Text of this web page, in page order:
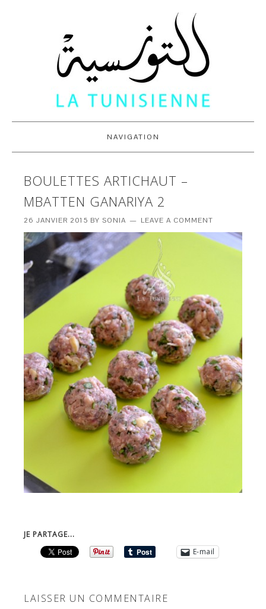
NAVIGATION
BOULETTES ARTICHAUT –
MBATTEN GANARIYA 2
26 JANVIER 2015 BYSONIA LEAVE A COMMENT
JE PARTAGE...
E-mail
LAISSER UN COMMENTAIRE